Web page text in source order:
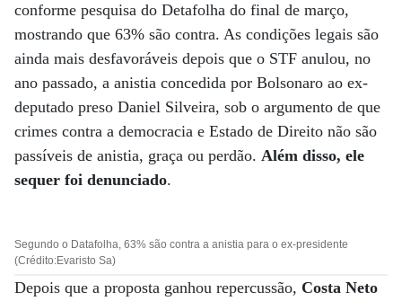
conforme pesquisa do Detafolha do final de março,
mostrando que 63% são contra. As condições legais são
ainda mais desfavoráveis depois que o STF anulou, no
ano passado, a anistia concedida por Bolsonaro ao ex-
deputado preso Daniel Silveira, sob o argumento de que
crimes contra a democracia e Estado de Direito não são
passíveis de anistia, graça ou perdão. Além disso, ele
sequer foi denunciado.
Segundo o Datafolha, 63% são contra a anistia para o ex-presidente
(Crédito:Evaristo Sa)
Depois que a proposta ganhou repercussão, Costa Neto